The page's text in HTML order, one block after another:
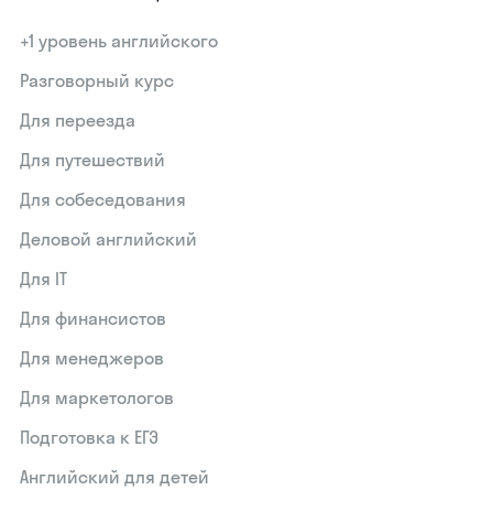
+1 уровень английского
Разговорный курс
Для переезда
Для путешествий
Для собеседования
Деловой английский
Для IT
Для финансистов
Для менеджеров
Для маркетологов
Подготовка к ЕГЭ
Английский для детей